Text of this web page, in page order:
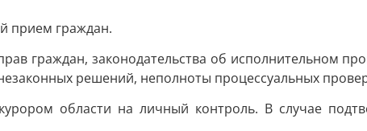
прием граждан.
граждан, законодательства об исполнительном
решений, неполноты процессуальных
области на личный контроль. В случае